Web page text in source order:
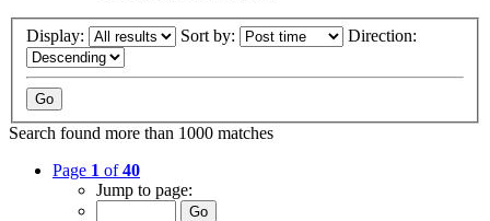
Display: Sort by: Direction:
Search found more than 1000 matches
Page 1 of40
Jump to page: